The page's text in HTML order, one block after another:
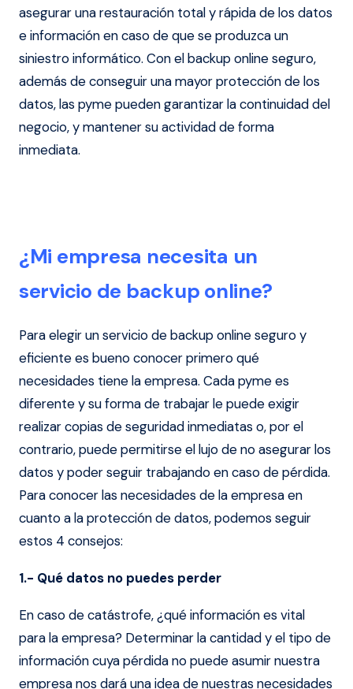
asegurar una restauración total y rápida de los datos
e información en caso de que se produzca un
siniestro informático. Con el backup online seguro,
además de conseguir una mayor protección de los
datos, las pyme pueden garantizar la continuidad del
negocio, y mantener su actividad de forma
inmediata.
¿Mi empresa necesita un
servicio de backup online?
Para elegir un servicio de backup online seguro y
eficiente es bueno conocer primero qué
necesidades tiene la empresa. Cada pyme es
diferente y su forma de trabajar le puede exigir
realizar copias de seguridad inmediatas o, por el
contrario, puede permitirse el lujo de no asegurar los
datos y poder seguir trabajando en caso de pérdida.
Para conocer las necesidades de la empresa en
cuanto a la protección de datos, podemos seguir
estos 4 consejos:
1.- Qué datos no puedes perder
En caso de catástrofe, ¿qué información es vital
para la empresa? Determinar la cantidad y el tipo de
información cuya pérdida no puede asumir nuestra
empresa nos dará una idea de nuestras necesidades